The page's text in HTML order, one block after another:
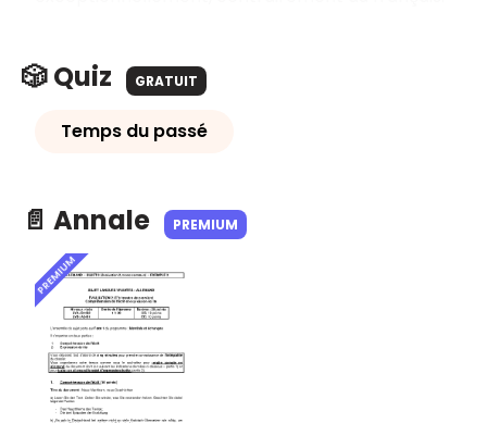
🎲 Quiz GRATUIT
Temps du passé
📄 Annale PREMIUM
PREMIUM